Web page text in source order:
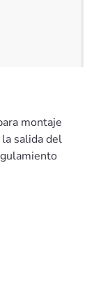
montaje
salida del